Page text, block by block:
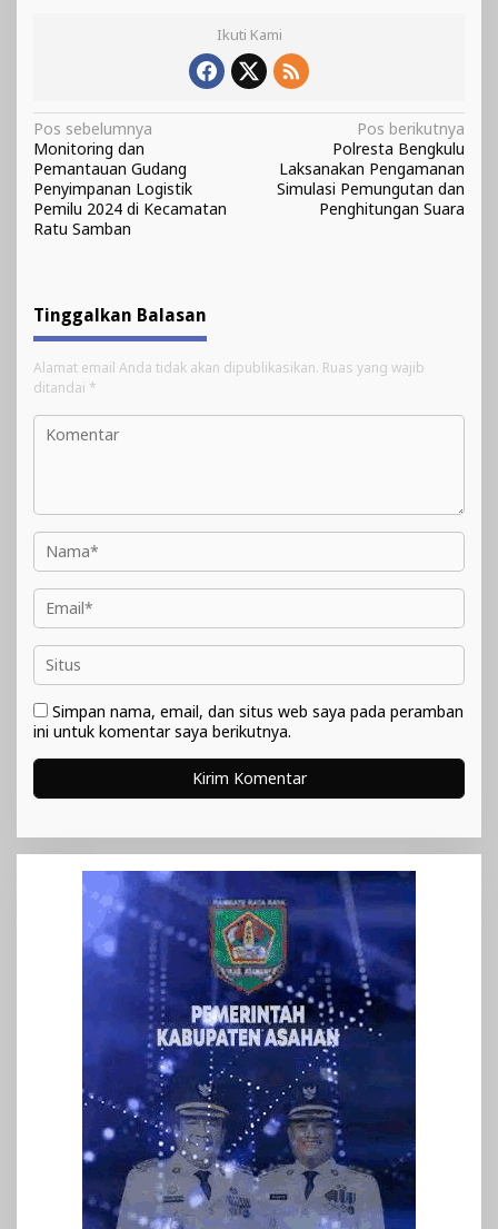
Ikuti Kami
Navigasi
pos
Pos sebelumnya
Monitoring dan
Pemantauan Gudang
Penyimpanan Logistik
Pemilu 2024 di Kecamatan
Ratu Samban
Pos berikutnya
Polresta Bengkulu
Laksanakan Pengamanan
Simulasi Pemungutan dan
Penghitungan Suara
Tinggalkan Balasan
Alamat email Anda tidak akan dipublikasikan. Ruas yang wajib
ditandai *
Simpan nama, email, dan situs web saya pada peramban
ini untuk komentar saya berikutnya.